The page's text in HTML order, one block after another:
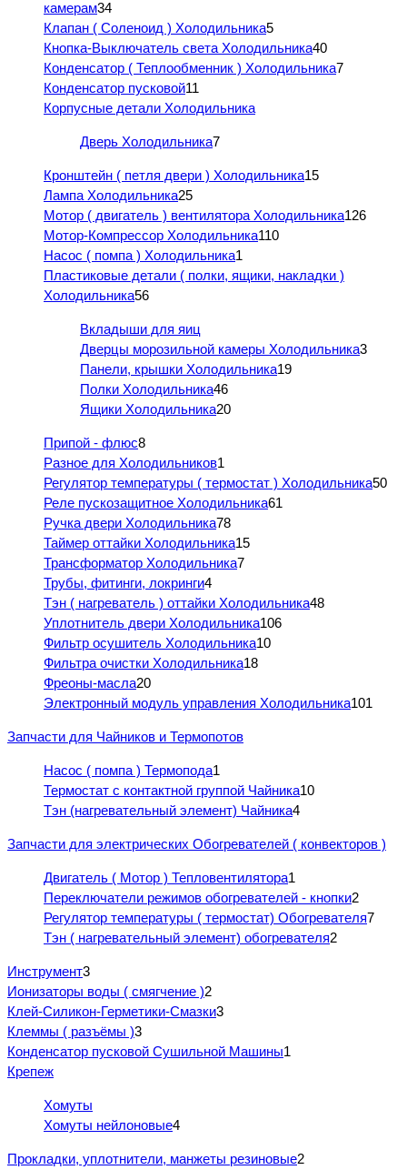
камерам34
Клапан ( Соленоид ) Холодильника5
Кнопка-Выключатель света Холодильника40
Конденсатор ( Теплообменник ) Холодильника7
Конденсатор пусковой11
Корпусные детали Холодильника
Дверь Холодильника7
Кронштейн ( петля двери ) Холодильника15
Лампа Холодильника25
Мотор ( двигатель ) вентилятора Холодильника126
Мотор-Компрессор Холодильника110
Насос ( помпа ) Холодильника1
Пластиковые детали ( полки, ящики, накладки )
Холодильника56
Вкладыши для яиц
Дверцы морозильной камеры Холодильника3
Панели, крышки Холодильника19
Полки Холодильника46
Ящики Холодильника20
Припой - флюс8
Разное для Холодильников1
Регулятор температуры ( термостат ) Холодильника50
Реле пускозащитное Холодильника61
Ручка двери Холодильника78
Таймер оттайки Холодильника15
Трансформатор Холодильника7
Трубы, фитинги, локринги4
Тэн ( нагреватель ) оттайки Холодильника48
Уплотнитель двери Холодильника106
Фильтр осушитель Холодильника10
Фильтра очистки Холодильника18
Фреоны-масла20
Электронный модуль управления Холодильника101
Запчасти для Чайников и Термопотов
Насос ( помпа ) Термопода1
Термостат с контактной группой Чайника10
Тэн (нагревательный элемент) Чайника4
Запчасти для электрических Обогревателей ( конвекторов )
Двигатель ( Мотор ) Тепловентилятора1
Переключатели режимов обогревателей - кнопки2
Регулятор температуры ( термостат) Обогревателя7
Тэн ( нагревательный элемент) обогревателя2
Инструмент3
Ионизаторы воды ( смягчение )2
Клей-Силикон-Герметики-Смазки3
Клеммы ( разъёмы )3
Конденсатор пусковой Сушильной Машины1
Крепеж
Хомуты
Хомуты нейлоновые4
Прокладки, уплотнители, манжеты резиновые2